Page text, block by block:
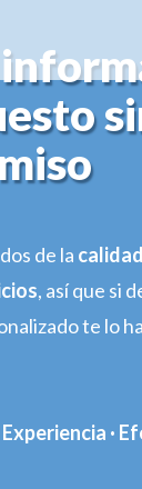
de la
, así que si
te lo
·